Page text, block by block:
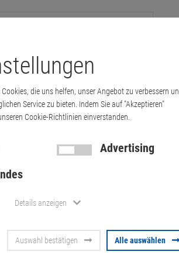
Cables Multimedia & HDTV
Crucial
2.5" SATA
die uns helfen, unser Angebot zu verbessern
Service zu bieten. Indem Sie auf "Akzeptieren"
Cookie-Richtlinien einverstanden.
Advertising
Details anzeigen
Auswahl bestätigen Alle auswählen